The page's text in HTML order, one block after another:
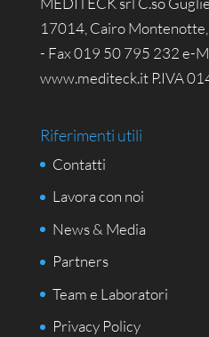
17014, Cairo
- Fax 019 50 795 232 e-
www.mediteck.it P.IVA
Riferimenti utili
Contatti
Lavora con noi
News & Media
Partners
Team e Laboratori
Privacy Policy